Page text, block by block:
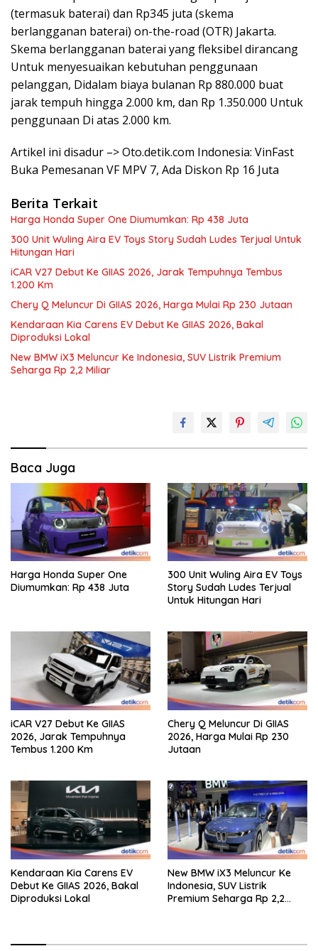
(termasuk baterai) dan Rp345 juta (skema
berlangganan baterai) on-the-road (OTR) Jakarta.
Skema berlangganan baterai yang fleksibel dirancang
Untuk menyesuaikan kebutuhan penggunaan
pelanggan, Didalam biaya bulanan Rp 880.000 buat
jarak tempuh hingga 2.000 km, dan Rp 1.350.000 Untuk
penggunaan Di atas 2.000 km.
Artikel ini disadur –> Oto.detik.com Indonesia: VinFast
Buka Pemesanan VF MPV 7, Ada Diskon Rp 16 Juta
Berita Terkait
Harga Honda Super One Diumumkan: Rp 438 Juta
300 Unit Wuling Aira EV Toys Story Sudah Ludes Terjual Untuk
Hitungan Hari
iCAR V27 Debut Ke GIIAS 2026, Jarak Tempuhnya Tembus
1.200 Km
Chery Q Meluncur Di GIIAS 2026, Harga Mulai Rp 230 Jutaan
Kendaraan Kia Carens EV Debut Ke GIIAS 2026, Bakal
Diproduksi Lokal
New BMW iX3 Meluncur Ke Indonesia, SUV Listrik Premium
Seharga Rp 2,2 Miliar
Baca Juga
Harga Honda Super One
Diumumkan: Rp 438 Juta
300 Unit Wuling Aira EV Toys
Story Sudah Ludes Terjual
Untuk Hitungan Hari
iCAR V27 Debut Ke GIIAS
2026, Jarak Tempuhnya
Tembus 1.200 Km
Chery Q Meluncur Di GIIAS
2026, Harga Mulai Rp 230
Jutaan
Kendaraan Kia Carens EV
Debut Ke GIIAS 2026, Bakal
Diproduksi Lokal
New BMW iX3 Meluncur Ke
Indonesia, SUV Listrik
Premium Seharga Rp 2,2